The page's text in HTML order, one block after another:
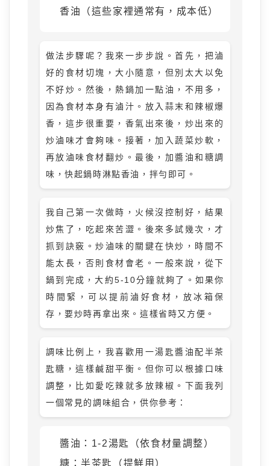
香油（這些家裡通常有，成本低）
做法步驟呢？我來一步步說。首先，把滷
好的食材切塊，大小隨意，但別太大以免
不好炒。然後，熱鍋加一點油，不用多，
因為食材本身有滷汁。放入蒜末和辣椒爆
香，這步很重要，香氣出來後，炒出來的
炒滷味才會夠味。接著，加入蔬菜炒軟，
再放滷味食材翻炒。最後，加醬油和糖調
味，快起鍋時淋點香油，拌勻即可。
我自己第一次做時，火候沒控制好，結果
炒焦了，吃起來苦澀。後來多試幾次，才
抓到訣竅。炒滷味的關鍵在快炒，時間不
能太長，否則食材會老。一般來說，從下
鍋到完成，大約5-10分鐘就夠了。如果你
時間緊，可以提前滷好食材，放冰箱保
存，要炒時再拿出來。這樣省時又方便。
調味比例上，我喜歡用一湯匙醬油配半茶
匙糖，這樣鹹甜平衡。但你可以根據口味
調整，比如愛吃辣就多放辣椒。下面我列
一個常見的調味組合，供你參考：
醬油：1-2湯匙（依食材量調整）
糖：半茶匙（提鮮用）